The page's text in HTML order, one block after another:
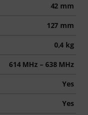
42 mm
127 mm
0,4 kg
614 MHz – 638 MHz
Yes
Yes